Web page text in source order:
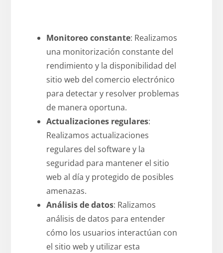
Monitoreo constante: Realizamos
una monitorización constante del
rendimiento y la disponibilidad del
sitio web del comercio electrónico
para detectar y resolver problemas
de manera oportuna.
Actualizaciones regulares:
Realizamos actualizaciones
regulares del software y la
seguridad para mantener el sitio
web al día y protegido de posibles
amenazas.
Análisis de datos: Ralizamos
análisis de datos para entender
cómo los usuarios interactúan con
el sitio web y utilizar esta